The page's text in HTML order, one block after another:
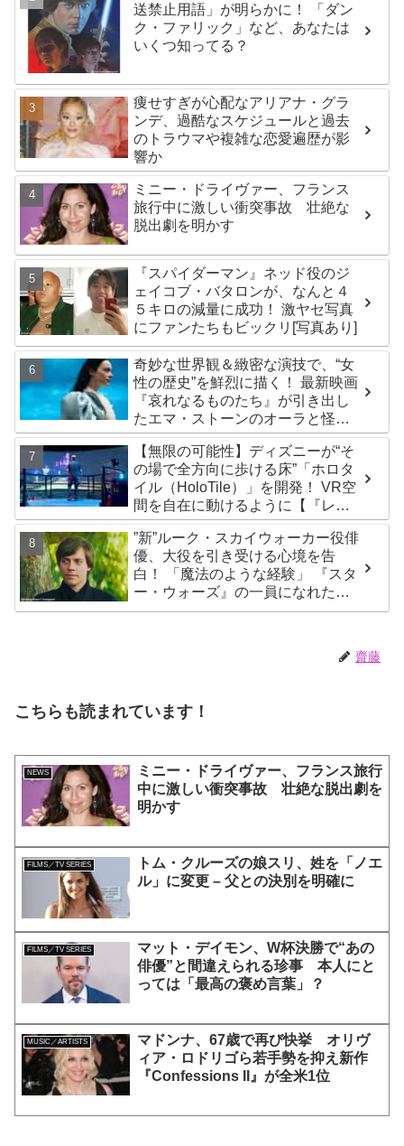
送禁止用語」が明らかに！ 「ダン
ク・ファリック」など、あなたは
いくつ知ってる？
痩せすぎが心配なアリアナ・グラ
ンデ、過酷なスケジュールと過去
のトラウマや複雑な恋愛遍歴が影
響か
ミニー・ドライヴァー、フランス
旅行中に激しい衝突事故 壮絶な
脱出劇を明かす
『スパイダーマン』ネッド役のジ
ェイコブ・バタロンが、なんと４
５キロの減量に成功！ 激ヤセ写真
にファンたちもビックリ[写真あり]
奇妙な世界観＆緻密な演技で、“女
性の歴史”を鮮烈に描く！ 最新映画
『哀れなるものたち』が引き出し
たエマ・ストーンのオーラと怪
演、そして緻密すぎる演技力！ こ
れは女性の“自由意志”の物語［レビ
ュー＆解説］
【無限の可能性】ディズニーが“そ
の場で全方向に歩ける床”「ホロタ
イル（HoloTile）」を開発！ VR空
間を自在に動けるように【『レデ
ィプレ』実現への大きな一歩？】
”新”ルーク・スカイウォーカー役俳
優、大役を引き受ける心境を告
白！ 「魔法のような経験」 『スタ
ー・ウォーズ』の一員になれたこ
とによろこび爆発
齋藤
こちらも読まれています！
NEWS
ミニー・ドライヴァー、フランス旅行
中に激しい衝突事故 壮絶な脱出劇を
明かす
FILMS／TV SERIES
トム・クルーズの娘スリ、姓を「ノエ
ル」に変更 – 父との決別を明確に
FILMS／TV SERIES
マット・デイモン、W杯決勝で“あの
俳優”と間違えられる珍事 本人にと
っては「最高の褒め言葉」？
MUSIC／ARTISTS
マドンナ、67歳で再び快挙 オリヴ
ィア・ロドリゴら若手勢を抑え新作
『Confessions II』が全米1位